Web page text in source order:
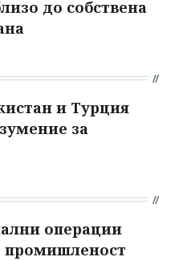
до собствена
и Турция
за
операции
промишленост